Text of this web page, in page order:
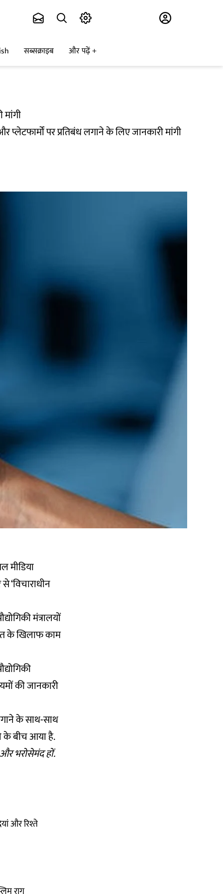
सब्सक्राइब और पढ़ें
पर प्रतिबंध लगाने के लिए जानकारी मांगी
मीडिया
‘विचाराधीन
मंत्रालयों
के खिलाफ काम
की जानकारी
के साथ-साथ
के बीच आया है.
भरोसेमंद हों.
और रिश्ते